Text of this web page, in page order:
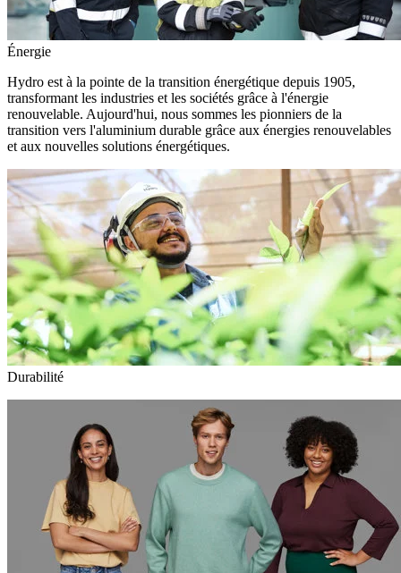
Énergie
Hydro est à la pointe de la transition énergétique depuis 1905,
transformant les industries et les sociétés grâce à l'énergie
renouvelable. Aujourd'hui, nous sommes les pionniers de la
transition vers l'aluminium durable grâce aux énergies renouvelables
et aux nouvelles solutions énergétiques.
Durabilité